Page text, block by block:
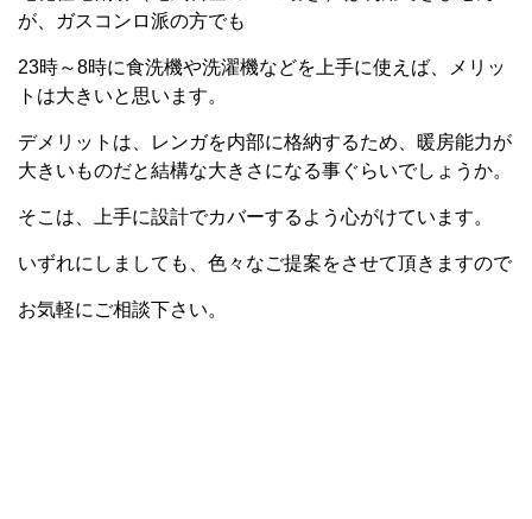
が、ガスコンロ派の方でも
23時～8時に食洗機や洗濯機などを上手に使えば、メリッ
トは大きいと思います。
デメリットは、レンガを内部に格納するため、暖房能力が
大きいものだと結構な大きさになる事ぐらいでしょうか。
そこは、上手に設計でカバーするよう心がけています。
いずれにしましても、色々なご提案をさせて頂きますので
お気軽にご相談下さい。